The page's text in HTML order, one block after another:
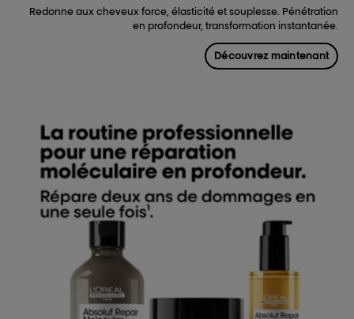
Redonne aux cheveux force, élasticité et souplesse. Pénétration
en profondeur, transformation instantanée.
Découvrez maintenant